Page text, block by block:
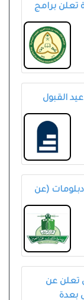
تعلن برامج
القبول
دبلومات (عن
تعلن عن
بعدة